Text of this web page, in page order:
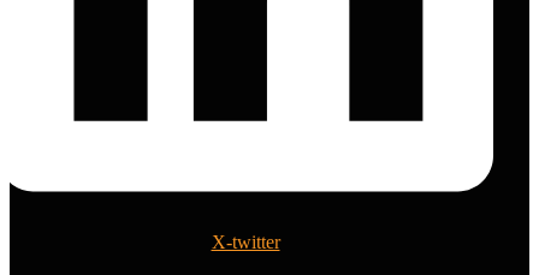
X-twitter